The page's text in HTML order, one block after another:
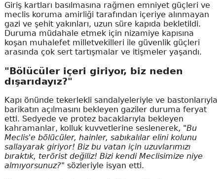
Giriş kartları basılmasına rağmen emniyet güçleri ve
meclis koruma amirliği tarafından içeriye alınmayan
gazi ve şehit yakınları, uzun süre kapıda bekletildi.
Duruma müdahale etmek için nizamiye kapısına
koşan muhalefet milletvekilleri ile güvenlik güçleri
arasında çok sert tartışmalar ve itişmeler yaşandı.
"Bölücüler içeri giriyor, biz neden
dışarıdayız?"
Kapı önünde tekerlekli sandalyeleriyle ve bastonlarıyla
barikatın açılmasını bekleyen gaziler duruma feryat
etti. Sedyede ve protez bacaklarıyla bekleyen
kahramanlar, kolluk kuvvetlerine seslenerek, "Bu
Meclis'e bölücüler, hainler, sabıkalılar elini kolunu
sallayarak giriyor! Biz bu vatan için uzuvlarımızı
bıraktık, terörist değiliz! Bizi kendi Meclisimize niye
almıyorsunuz?" sözleriyle isyan etti.